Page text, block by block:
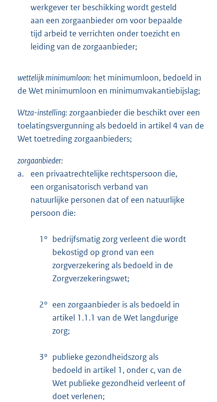
werkgever ter beschikking wordt gesteld
aan een zorgaanbieder om voor bepaalde
tijd arbeid te verrichten onder toezicht en
leiding van de zorgaanbieder;
wettelijk minimumloon: het minimumloon, bedoeld in
de Wet minimumloon en minimumvakantiebijslag;
Wtza-instelling: zorgaanbieder die beschikt over een
toelatingsvergunning als bedoeld in artikel 4 van de
Wet toetreding zorgaanbieders;
zorgaanbieder:
a.
een privaatrechtelijke rechtspersoon die,
een organisatorisch verband van
natuurlijke personen dat of een natuurlijke
persoon die:
1° bedrijfsmatig zorg verleent die wordt
bekostigd op grond van een
zorgverzekering als bedoeld in de
Zorgverzekeringswet;
2° een zorgaanbieder is als bedoeld in
artikel 1.1.1 van de Wet langdurige
zorg;
3° publieke gezondheidszorg als
bedoeld in artikel 1, onder c, van de
Wet publieke gezondheid verleent of
doet verlenen;